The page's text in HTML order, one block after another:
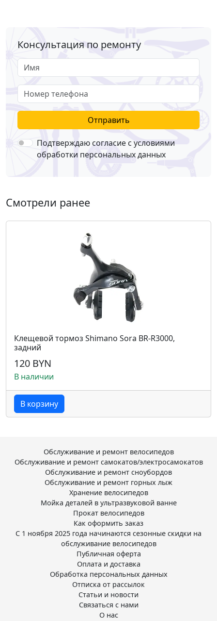
Консультация по ремонту
Имя
Номер телефона
Отправить
Подтверждаю согласие с условиями
обработки персональных данных
Смотрели ранее
Клещевой тормоз Shimano Sora BR-R3000,
задний
120 BYN
В наличии
В корзину
Обслуживание и ремонт велосипедов
Обслуживание и ремонт самокатов/электросамокатов
Обслуживание и ремонт сноубордов
Обслуживание и ремонт горных лыж
Хранение велосипедов
Мойка деталей в ультразвуковой ванне
Прокат велосипедов
Как оформить заказ
С 1 ноября 2025 года начинаются сезонные скидки на
обслуживание велосипедов
Публичная оферта
Оплата и доставка
Обработка персональных данных
Отписка от рассылок
Статьи и новости
Связаться с нами
О нас